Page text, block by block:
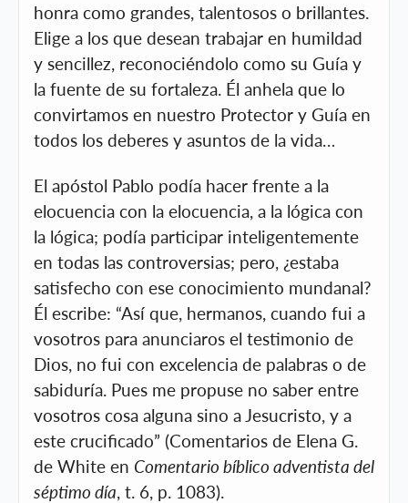
honra como grandes, talentosos o brillantes.
Elige a los que desean trabajar en humildad
y sencillez, reconociéndolo como su Guía y
la fuente de su fortaleza. Él anhela que lo
convirtamos en nuestro Protector y Guía en
todos los deberes y asuntos de la vida…
El apóstol Pablo podía hacer frente a la
elocuencia con la elocuencia, a la lógica con
la lógica; podía participar inteligentemente
en todas las controversias; pero, ¿estaba
satisfecho con ese conocimiento mundanal?
Él escribe: “Así que, hermanos, cuando fui a
vosotros para anunciaros el testimonio de
Dios, no fui con excelencia de palabras o de
sabiduría. Pues me propuse no saber entre
vosotros cosa alguna sino a Jesucristo, y a
este crucificado” (Comentarios de Elena G.
de White en Comentario bíblico adventista del
séptimo día, t. 6, p. 1083).